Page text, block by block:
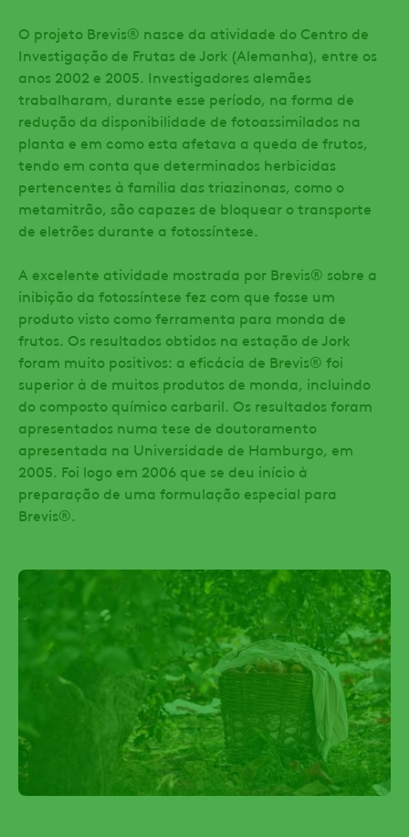
O projeto Brevis® nasce da atividade do Centro de
Investigação de Frutas de Jork (Alemanha), entre os
anos 2002 e 2005. Investigadores alemães
trabalharam, durante esse período, na forma de
redução da disponibilidade de fotoassimilados na
planta e em como esta afetava a queda de frutos,
tendo em conta que determinados herbicidas
pertencentes à família das triazinonas, como o
metamitrão, são capazes de bloquear o transporte
de eletrões durante a fotossíntese.
A excelente atividade mostrada por Brevis® sobre a
inibição da fotossíntese fez com que fosse um
produto visto como ferramenta para monda de
frutos. Os resultados obtidos na estação de Jork
foram muito positivos: a eficácia de Brevis® foi
superior à de muitos produtos de monda, incluindo
do composto químico carbaril. Os resultados foram
apresentados numa tese de doutoramento
apresentada na Universidade de Hamburgo, em
2005. Foi logo em 2006 que se deu início à
preparação de uma formulação especial para
Brevis®.